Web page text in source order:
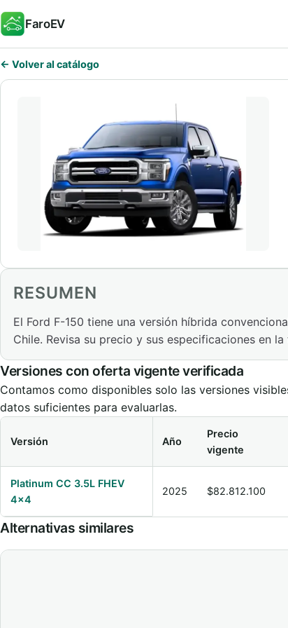
FaroEV
← Volver al catálogo
RESUMEN
El Ford F-150 tiene una versión híbrida
Chile. Revisa su precio y sus especificaciones en la
Versiones con oferta vigente verificada
Contamos como disponibles solo las versiones
datos suficientes para evaluarlas.
Versión Año
Precio
vigente
Platinum CC 3.5L FHEV
4x4
2025 $82.812.100
Alternativas similares